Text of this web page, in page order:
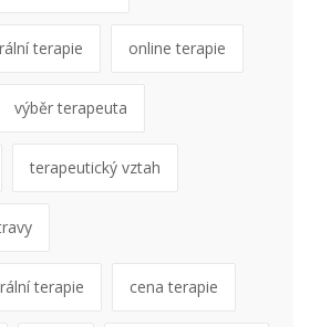
terapie online terapie
výběr terapeuta
terapeutický vztah
terapie cena terapie